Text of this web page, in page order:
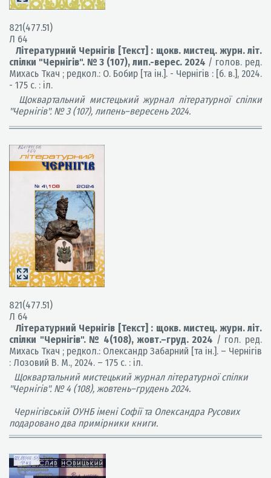
821(477.51)
Л 64
Літературний Чернігів [Текст] : щокв. мистец. журн. літ.
спілки "Чернігів". № 3 (107), лип.-верес. 2024 / голов. ред.
Михась Ткач ; редкол.: О. Бобир [та ін.]. - Чернігів : [б. в.], 2024.
- 175 с. : іл.
Щоквартальний мистецький журнал літературної спілки
"Чернігів". № 3 (107), липень–вересень 2024.
821(477.51)
Л 64
Літературний Чернігів [Текст] : щокв. мистец. журн. літ.
спілки "Чернігів". № 4(108), жовт.–груд. 2024 / гол. ред.
Михась Ткач ; редкол.: Олександр Забарний [та ін.]. – Чернігів
: Лозовий В. М., 2024. – 175 с. : іл.
Щоквартальний мистецький журнал літературної спілки
"Чернігів". № 4 (108), жовтень–грудень 2024.
Чернігівській ОУНБ імені Софії та Олександра Русових
подаровано два примірники книги.